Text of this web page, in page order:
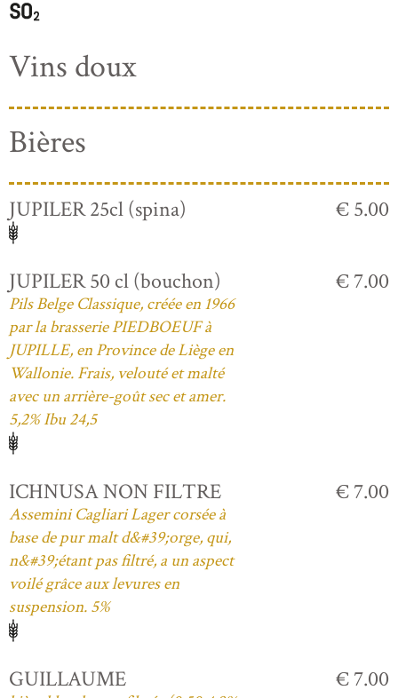
Vins doux
Bières
JUPILER 25cl (spina) € 5.00
JUPILER 50 cl (bouchon)
Pils Belge Classique, créée en 1966
par la brasserie PIEDBOEUF à
JUPILLE, en Province de Liège en
Wallonie. Frais, velouté et malté
avec un arrière-goût sec et amer.
5,2% Ibu 24,5
€ 7.00
ICHNUSA NON FILTRE
Assemini Cagliari Lager corsée à
base de pur malt d&#39;orge, qui,
n&#39;étant pas filtré, a un aspect
voilé grâce aux levures en
suspension. 5%
€ 7.00
GUILLAUME € 7.00